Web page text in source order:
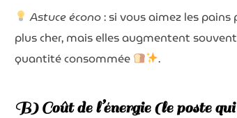
Astuce écono: si vous aimez les
plus cher, mais elles augmentent
quantité consommée
.
B) Coût de l’énergie (le poste